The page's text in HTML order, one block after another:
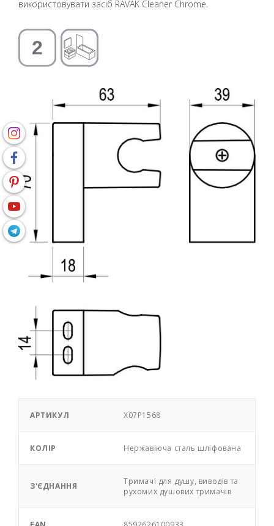
використовувати засіб RAVAK Cleaner Chrome.
АРТИКУЛ X07P1568
КОЛІР Нержавіюча сталь шліфована
З'ЄДНАННЯ
Тримачі для душу, виводів та
рухомих душових тримачів